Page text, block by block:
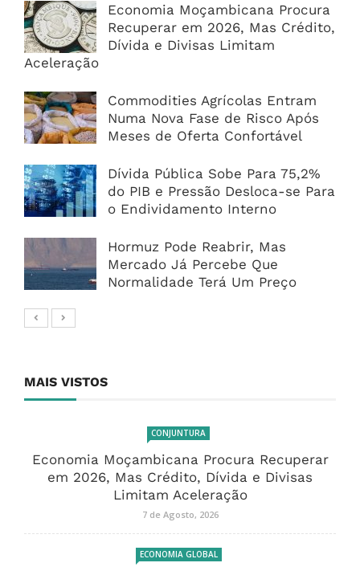
Economia Moçambicana Procura
Recuperar em 2026, Mas Crédito,
Dívida e Divisas Limitam
Aceleração
Commodities Agrícolas Entram
Numa Nova Fase de Risco Após
Meses de Oferta Confortável
Dívida Pública Sobe Para 75,2%
do PIB e Pressão Desloca-se Para
o Endividamento Interno
Hormuz Pode Reabrir, Mas
Mercado Já Percebe Que
Normalidade Terá Um Preço
MAIS VISTOS
CONJUNTURA
Economia Moçambicana Procura Recuperar
em 2026, Mas Crédito, Dívida e Divisas
Limitam Aceleração
7 de Agosto, 2026
ECONOMIA GLOBAL